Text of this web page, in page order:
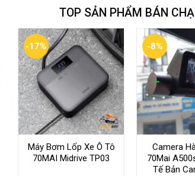
TOP SẢN PHẨM BÁN
-17%
Máy Bơm Lốp Xe Ô Tô
70MAI Midrive TP03
-8%
Camera
70Mai
Tế Bản